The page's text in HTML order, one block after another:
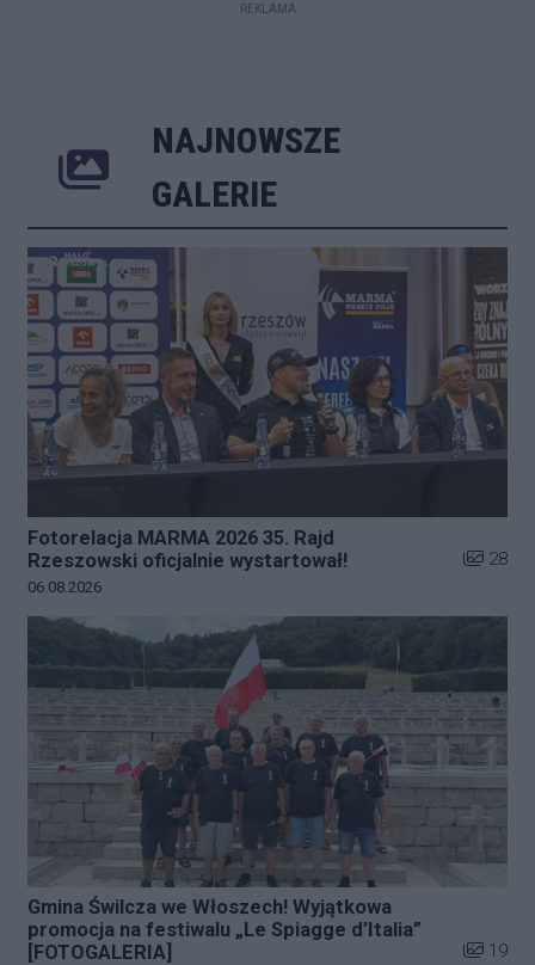
REKLAMA
NAJNOWSZE
GALERIE
Fotorelacja MARMA 2026 35. Rajd
Rzeszowski oficjalnie wystartował!
Liczba
28
Data dodania galerii:
06.08.2026
Gmina Świlcza we Włoszech! Wyjątkowa
promocja na festiwalu „Le Spiagge d’Italia”
[FOTOGALERIA]
Liczba
19